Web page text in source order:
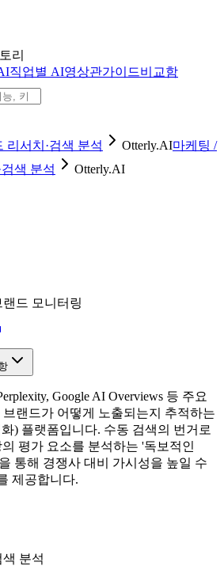
리
직업별 AI영상관가이드비교함
리서치·검색 분석 Otterly.AI마케팅 /
색 분석 Otterly.AI
드 모니터링
Google AI Overviews 등 주요
랜드가 어떻게 노출되는지 추적하는
) 플랫폼입니다. 수동 검색의 번거로
평가 요소를 분석하는 '독보적인
통해 경쟁사 대비 가시성을 높일 수
제공합니다.
색 분석